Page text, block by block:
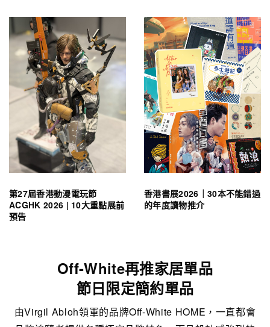
第27屆香港動漫電玩節
ACGHK 2026 | 10大重點展前
預告
香港書展2026｜30本不能錯過
的年度讀物推介
Off-White再推家居單品
節日限定簡約單品
由Virgil Abloh領軍的品牌Off-White HOME，一直都會